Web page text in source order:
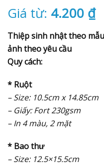
Giá từ: 4.200 ₫
Thiệp sinh nhật theo
ảnh theo yêu cầu
Quy cách:
* Ruột
– Size: 10.5cm x 14.85cm
– Giấy: Fort 230gsm
– In 4 màu, 2 mặt
* Bao thư
– Size: 12.5×15.5cm